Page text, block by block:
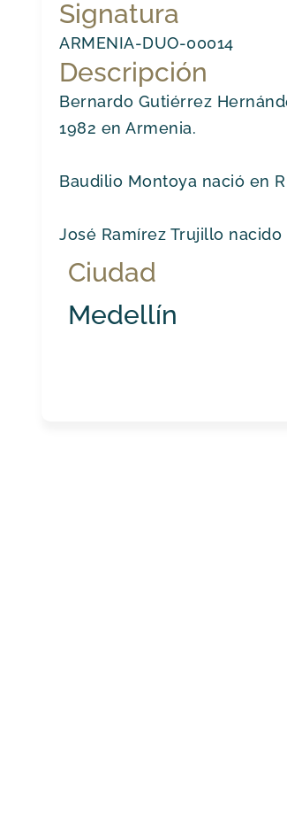
Signatura
ARMENIA-DUO-00014
Descripción
Bernardo Gutiérrez
1982 en Armenia.
Baudilio Montoya nació en
José Ramírez Trujillo
Ciudad
Medellín